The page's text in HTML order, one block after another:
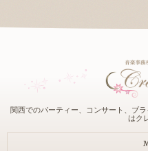
関西でのパーティー、コンサート、ブ
はク